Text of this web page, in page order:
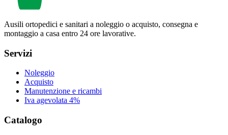
Ausili ortopedici e sanitari a noleggio o acquisto, consegna e
montaggio a casa entro 24 ore lavorative.
Servizi
Noleggio
Acquisto
Manutenzione e ricambi
Iva agevolata 4%
Catalogo